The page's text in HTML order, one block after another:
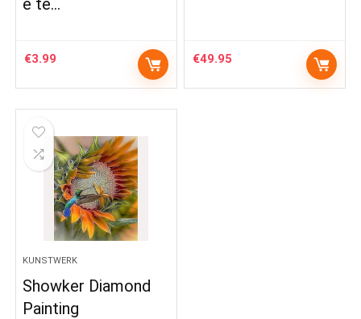
€3.99 €49.95
KUNSTWERK
Showker Diamond
Painting